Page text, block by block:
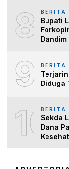
8 BERITA
Bupati
Dandim
9 BERITA
Diduga
10BERITA
Sekda
Dana